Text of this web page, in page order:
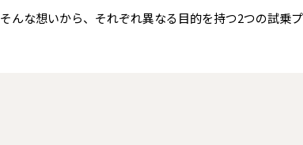
そんな想いから、それぞれ異なる目的を持つ2つの試乗